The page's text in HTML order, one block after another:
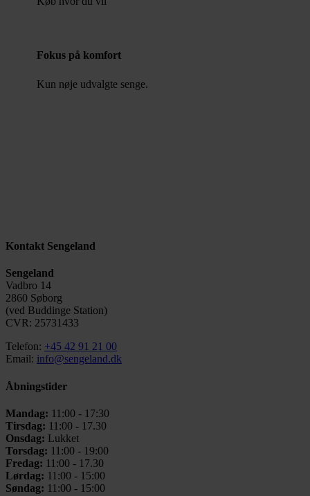
Fokus på komfort
Kun nøje udvalgte senge.
Kontakt Sengeland
Sengeland
Vadbro 14
2860 Søborg
(ved Buddinge Station)
CVR: 25731433
Telefon: +45 42 91 21 00
Email: info@sengeland.dk
Åbningstider
Mandag: 11:00 - 17:30
Tirsdag: 11:00 - 17.30
Onsdag: Lukket
Torsdag: 11:00 - 19:00
Fredag: 11:00 - 17.30
Lørdag: 11:00 - 15:00
Søndag: 11:00 - 15:00